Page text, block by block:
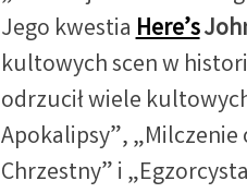
Jego kwestiaHere’s
kultowych scen w
odrzucił wiele
Apokalipsy”,
Chrzestny” i